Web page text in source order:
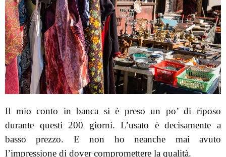
Il mio conto in banca si è preso un po’ di riposo
durante questi 200 giorni. L’usato è decisamente a
basso prezzo. E non ho neanche mai avuto
l’impressione di dover compromettere la qualità.